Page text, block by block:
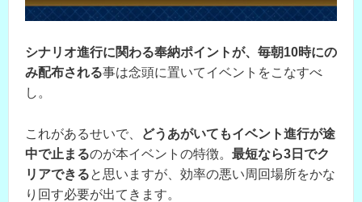
シナリオ進行に関わる奉納ポイントが、毎朝10時にの
み配布される事は念頭に置いてイベントをこなすべ
し。
これがあるせいで、
どうあがいてもイベント進行が途
中で止まるのが本イベントの特徴。 最短なら3日でク
リアできると思いますが、効率の悪い周回場所をかな
り回す必要が出てきます。